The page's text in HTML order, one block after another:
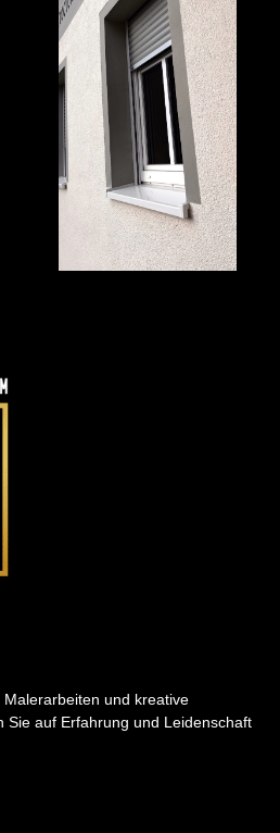
und kreative
Sie auf Erfahrung und Leidenschaft